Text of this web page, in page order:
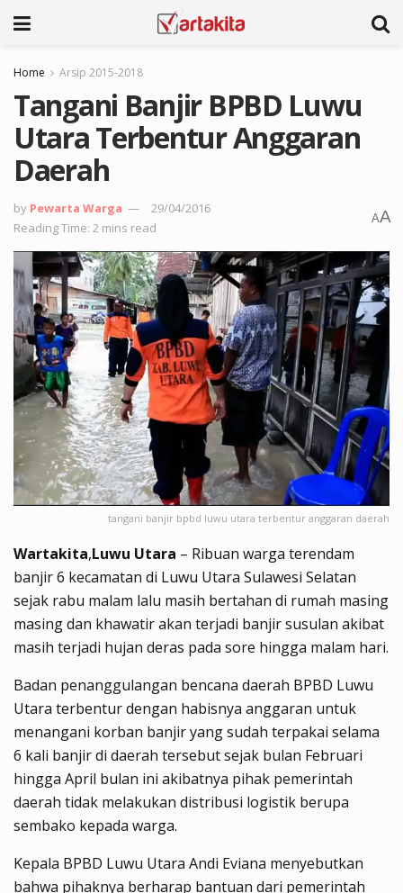
Home Arsip 2015-2018
Tangani Banjir BPBD Luwu
Utara Terbentur Anggaran
Daerah
by Pewarta Warga
29/04/2016
Reading Time: 2 mins read
AA
tangani banjir bpbd luwu utara terbentur anggaran daerah
Wartakita,Luwu Utara – Ribuan warga terendam
banjir 6 kecamatan di Luwu Utara Sulawesi Selatan
sejak rabu malam lalu masih bertahan di rumah masing
masing dan khawatir akan terjadi banjir susulan akibat
masih terjadi hujan deras pada sore hingga malam hari.
Badan penanggulangan bencana daerah BPBD Luwu
Utara terbentur dengan habisnya anggaran untuk
menangani korban banjir yang sudah terpakai selama
6 kali banjir di daerah tersebut sejak bulan Februari
hingga April bulan ini akibatnya pihak pemerintah
daerah tidak melakukan distribusi logistik berupa
sembako kepada warga.
Kepala BPBD Luwu Utara Andi Eviana menyebutkan
bahwa pihaknya berharap bantuan dari pemerintah